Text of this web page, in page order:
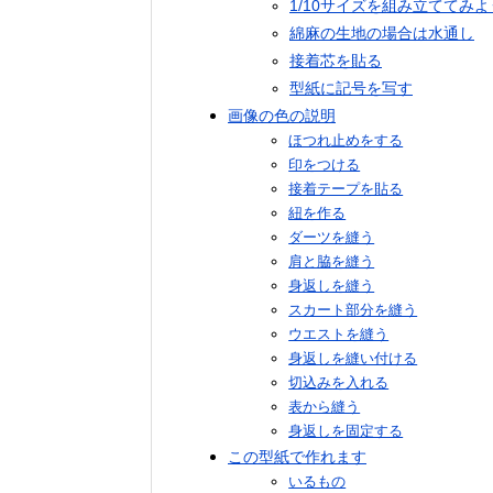
1/10サイズを組み立ててみよ
綿麻の生地の場合は水通し
接着芯を貼る
型紙に記号を写す
画像の色の説明
ほつれ止めをする
印をつける
接着テープを貼る
紐を作る
ダーツを縫う
肩と脇を縫う
身返しを縫う
スカート部分を縫う
ウエストを縫う
身返しを縫い付ける
切込みを入れる
表から縫う
身返しを固定する
この型紙で作れます
いるもの